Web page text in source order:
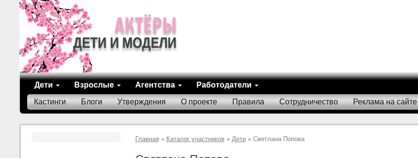
Дети Взрослые Агентства Работодатели
Кастинги Блоги Утверждения О проекте Правила Сотрудничество Реклама на сайте
Главная » Каталог участников» Дети» Светлана Попова